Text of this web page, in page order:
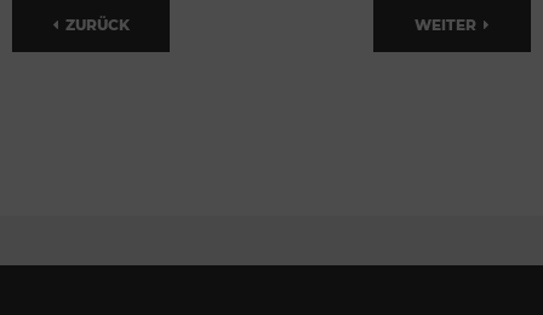
ZURÜCK WEITER